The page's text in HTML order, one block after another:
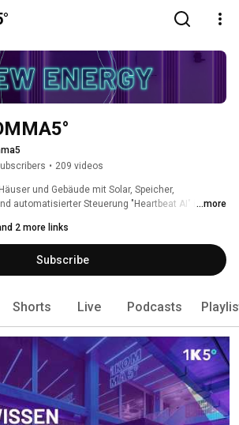
• 209 videos
und Gebäude mit Solar, Speicher,
automatisierter Steuerung "Heartbeat AI" ihren
und echten Zahlen aus dem Alltag.
...more
2 more links
Subscribe
Shorts Live Podcasts